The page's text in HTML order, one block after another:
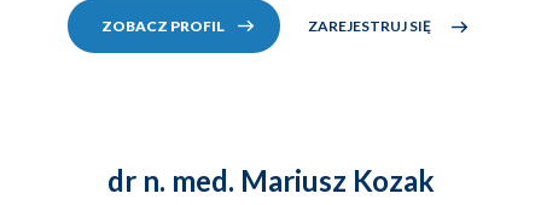
ZOBACZ PROFIL ZAREJESTRUJ SIĘ
dr n. med. Mariusz Kozak